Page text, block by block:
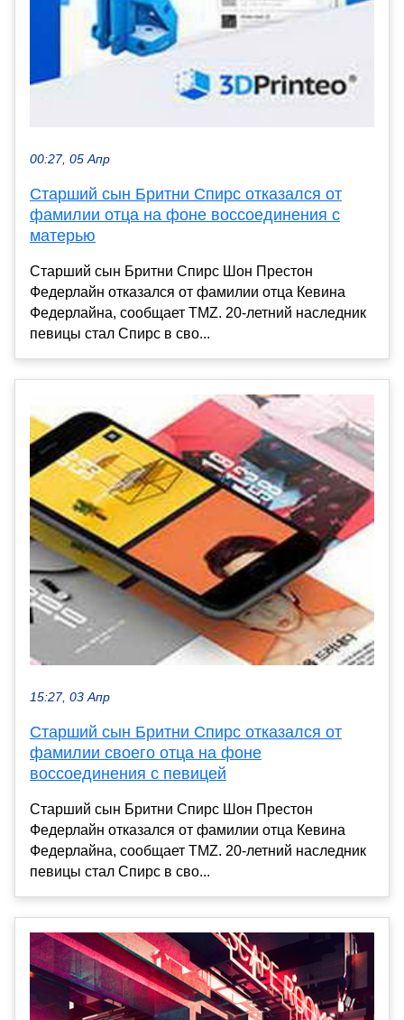
00:27, 05 Апр
Старший сын Бритни Спирс отказался от
фамилии отца на фоне воссоединения с
матерью
Старший сын Бритни Спирс Шон Престон
Федерлайн отказался от фамилии отца Кевина
Федерлайна, сообщает TMZ. 20-летний наследник
певицы стал Спирс в сво...
15:27, 03 Апр
Старший сын Бритни Спирс отказался от
фамилии своего отца на фоне
воссоединения с певицей
Старший сын Бритни Спирс Шон Престон
Федерлайн отказался от фамилии отца Кевина
Федерлайна, сообщает TMZ. 20-летний наследник
певицы стал Спирс в сво...